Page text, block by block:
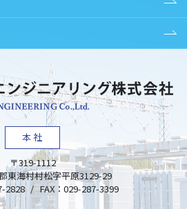
本社
〒319-1112
東海村村松字平原3129-29
2828 / FAX： 029-287-3399